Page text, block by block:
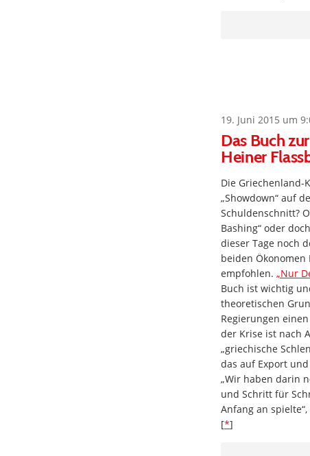
19. Juni 2015 um
Das Buch
Heiner
Die Griechenland-
„Showdown“ auf
Schuldenschnitt?
Bashing“ oder
dieser Tage noch
beiden Ökonomen
empfohlen. „Nur
Buch ist wichtig
theoretischen
Regierungen
der Krise ist nach
„griechische
das auf Export
„Wir haben darin
und Schritt für
Anfang an
[*]